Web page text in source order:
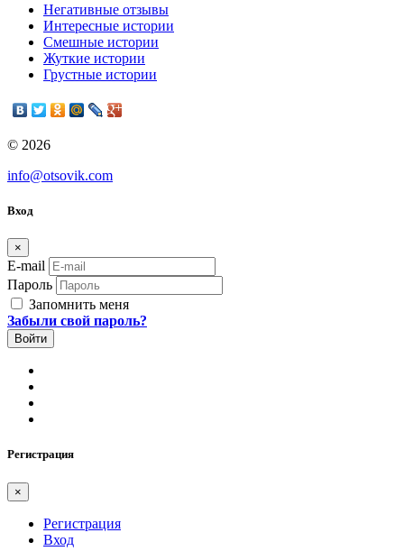
Негативные отзывы
Интересные истории
Смешные истории
Жуткие истории
Грустные истории
© 2026
info@otsovik.com
Вход
×
E-mail
Пароль
Запомнить меня
Забыли свой пароль?
Регистрация
×
Регистрация
Вход